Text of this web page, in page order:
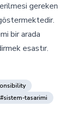
gereken
bir arada
esastır.
#sistem-tasarimi